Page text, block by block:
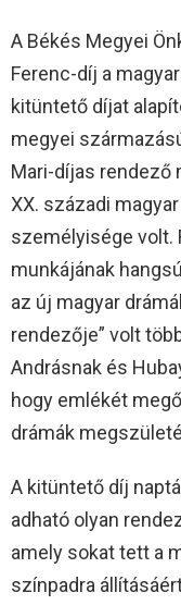
A Békés Megyei
Ferenc-díj a
kitüntető díjat
megyei
Mari-díjas rendező
XX. századi
személyisége volt.
munkájának
az új magyar
rendezője” volt
Andrásnak és
hogy emlékét
drámák
A kitüntető díj
adható olyan
amely sokat tett a
színpadra